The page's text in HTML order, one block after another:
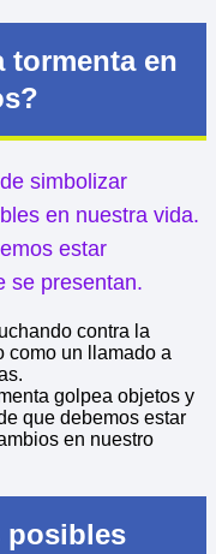
tormenta en
simbolizar
en nuestra vida.
estar
se presentan.
contra la
como un llamado a
golpea objetos y
que debemos estar
en nuestro
posibles